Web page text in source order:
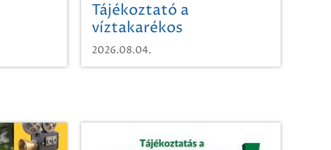
Tájékoztató a
víztakarékos
vízhasználatról
2026.08.04.